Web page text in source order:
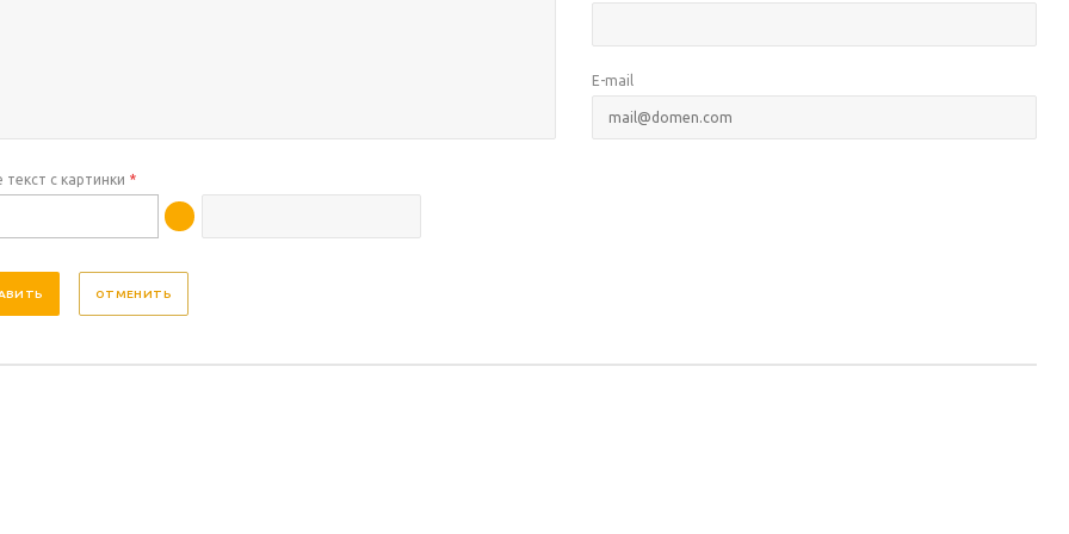
E-mail
текст с картинки *
ОТМЕНИТЬ